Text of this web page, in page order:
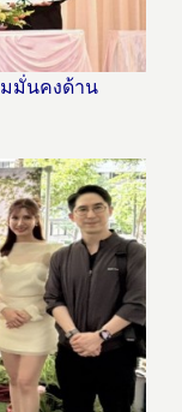
มมั่นคงด้าน